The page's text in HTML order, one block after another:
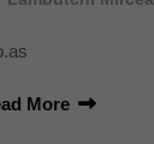
More